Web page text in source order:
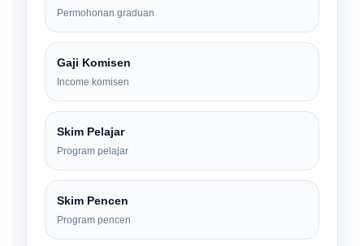
Permohonan graduan
Gaji Komisen
Income komisen
Skim Pelajar
Program pelajar
Skim Pencen
Program pencen